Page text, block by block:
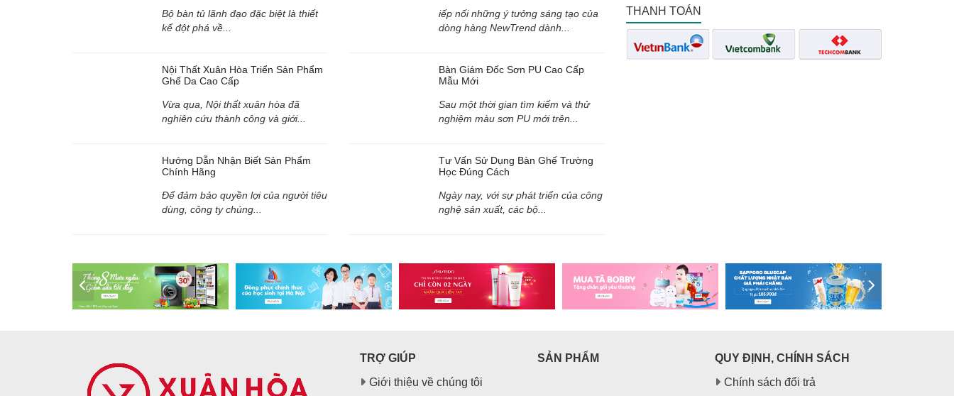
Bộ bàn tủ lãnh đạo đặc biệt là thiết
kế đột phá về...
iếp nối những ý tưởng sáng tạo của
dòng hàng NewTrend dành...
Nội Thất Xuân Hòa Triển Sản Phẩm
Ghế Da Cao Cấp
Vừa qua, Nội thất xuân hòa đã
nghiên cứu thành công và giới...
Bàn Giám Đốc Sơn PU Cao Cấp
Mẫu Mới
Sau một thời gian tìm kiếm và thử
nghiệm màu sơn PU mới trên...
Hướng Dẫn Nhận Biết Sản Phẩm
Chính Hãng
Để đảm bảo quyền lợi của người tiêu
dùng, công ty chúng...
Tư Vấn Sử Dụng Bàn Ghế Trường
Học Đúng Cách
Ngày nay, với sự phát triển của công
nghệ sản xuất, các bộ...
THANH TOÁN
TRỢ GIÚP
Giới thiệu về chúng tôi
SẢN PHẨM
QUY ĐỊNH, CHÍNH SÁCH
Chính sách đổi trả